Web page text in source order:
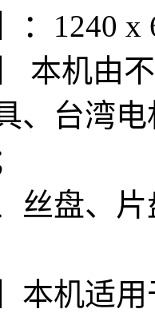
：1240 x
本机由
、台湾
丝盘、
本机适